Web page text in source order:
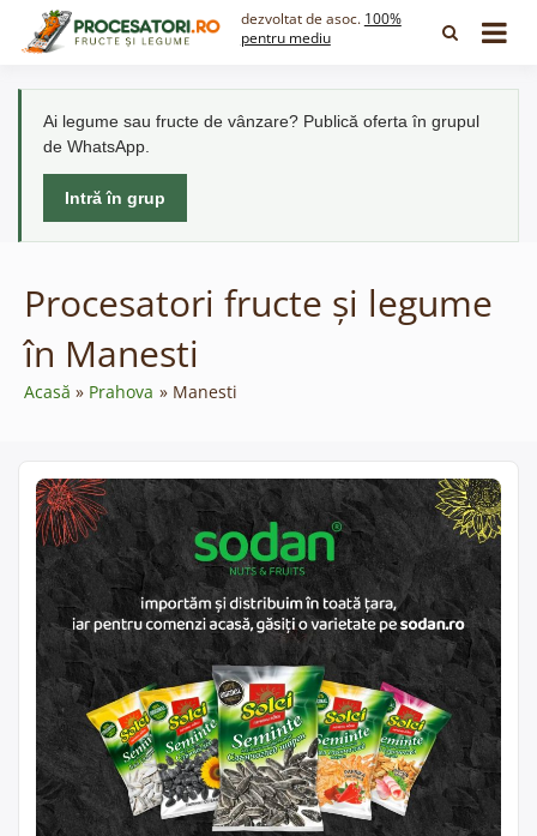
dezvoltat de asoc. 100%
pentru mediu
Ai legume sau fructe de vânzare? Publică oferta în grupul
de WhatsApp.
Intră în grup
Procesatori fructe și legume
în Manesti
Acasă Prahova Manesti